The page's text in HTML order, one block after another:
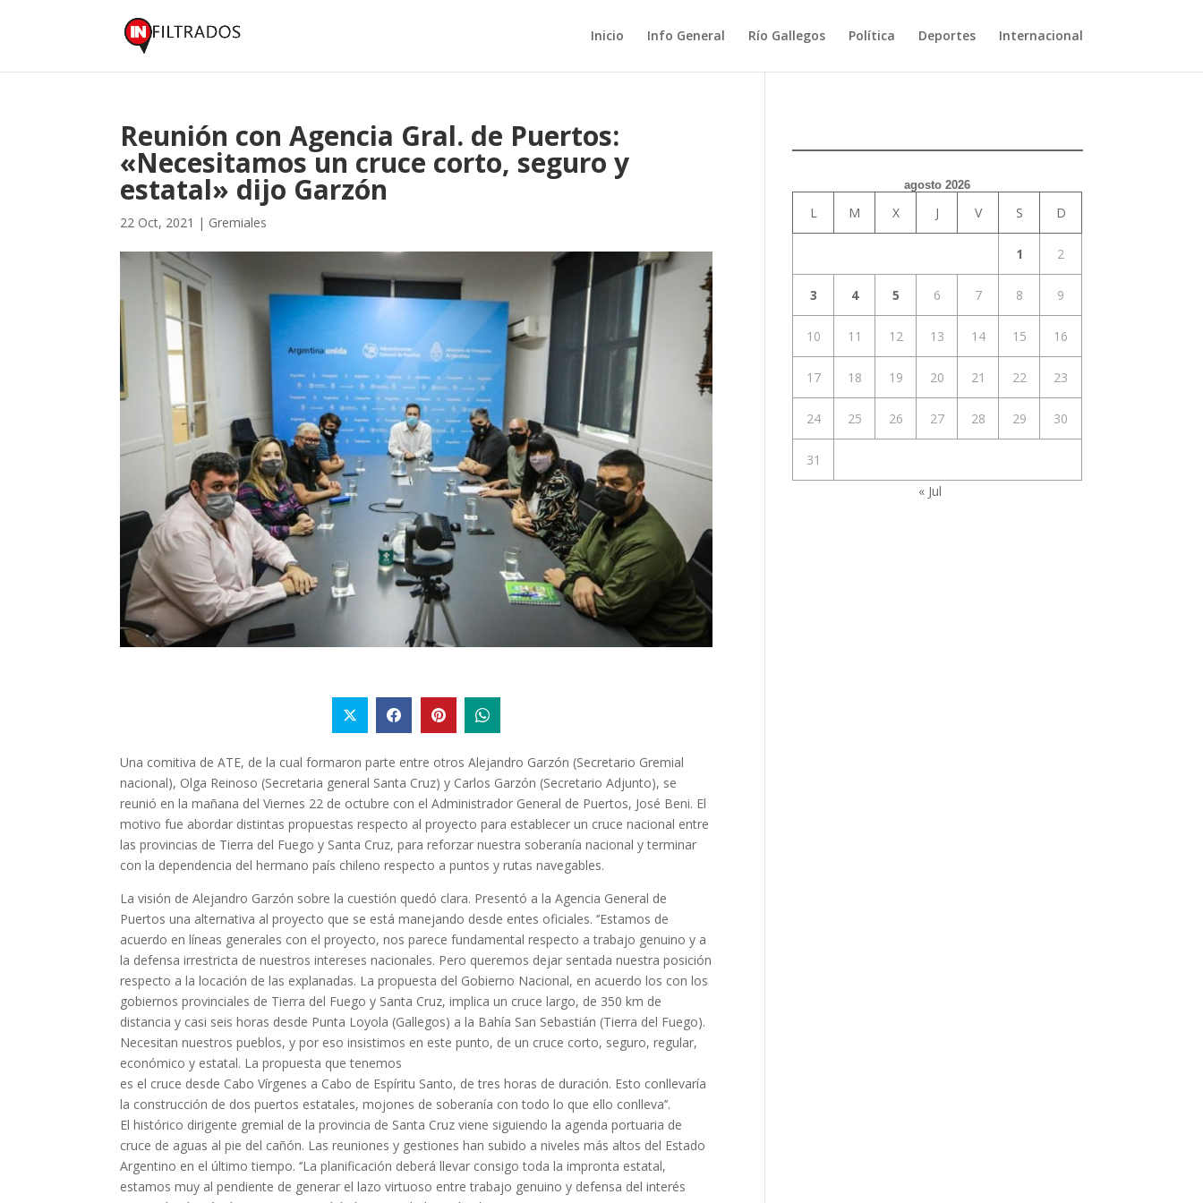
Inicio Info General Río Gallegos Política Deportes Internacional
Reunión con Agencia Gral. de Puertos:
«Necesitamos un cruce corto, seguro y
estatal» dijo Garzón
22 Oct, 2021 | Gremiales
Una comitiva de ATE, de la cual formaron parte entre otros Alejandro Garzón (Secretario Gremial
nacional), Olga Reinoso (Secretaria general Santa Cruz) y Carlos Garzón (Secretario Adjunto), se
reunió en la mañana del Viernes 22 de octubre con el Administrador General de Puertos, José Beni. El
motivo fue abordar distintas propuestas respecto al proyecto para establecer un cruce nacional entre
las provincias de Tierra del Fuego y Santa Cruz, para reforzar nuestra soberanía nacional y terminar
con la dependencia del hermano país chileno respecto a puntos y rutas navegables.
La visión de Alejandro Garzón sobre la cuestión quedó clara. Presentó a la Agencia General de
Puertos una alternativa al proyecto que se está manejando desde entes oficiales. ‘’Estamos de
acuerdo en líneas generales con el proyecto, nos parece fundamental respecto a trabajo genuino y a
la defensa irrestricta de nuestros intereses nacionales. Pero queremos dejar sentada nuestra posición
respecto a la locación de las explanadas. La propuesta del Gobierno Nacional, en acuerdo los con los
gobiernos provinciales de Tierra del Fuego y Santa Cruz, implica un cruce largo, de 350 km de
distancia y casi seis horas desde Punta Loyola (Gallegos) a la Bahía San Sebastián (Tierra del Fuego).
Necesitan nuestros pueblos, y por eso insistimos en este punto, de un cruce corto, seguro, regular,
económico y estatal. La propuesta que tenemos
es el cruce desde Cabo Vírgenes a Cabo de Espíritu Santo, de tres horas de duración. Esto conllevaría
la construcción de dos puertos estatales, mojones de soberanía con todo lo que ello conlleva’’.
El histórico dirigente gremial de la provincia de Santa Cruz viene siguiendo la agenda portuaria de
cruce de aguas al pie del cañón. Las reuniones y gestiones han subido a niveles más altos del Estado
Argentino en el último tiempo. ‘’La planificación deberá llevar consigo toda la impronta estatal,
estamos muy al pendiente de generar el lazo virtuoso entre trabajo genuino y defensa del interés
agosto 2026
L M X J V S D
1 2
3 4 5 6 7 8 9
10 11 12 13 14 15 16
17 18 19 20 21 22 23
24 25 26 27 28 29 30
31
« Jul